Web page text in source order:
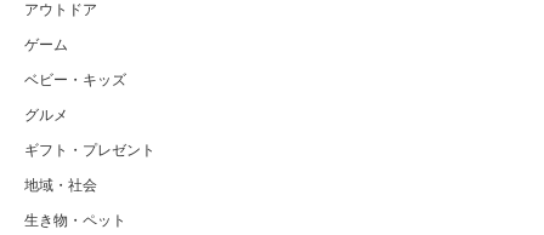
アウトドア
ゲーム
ベビー・キッズ
グルメ
ギフト・プレゼント
地域・社会
生き物・ペット